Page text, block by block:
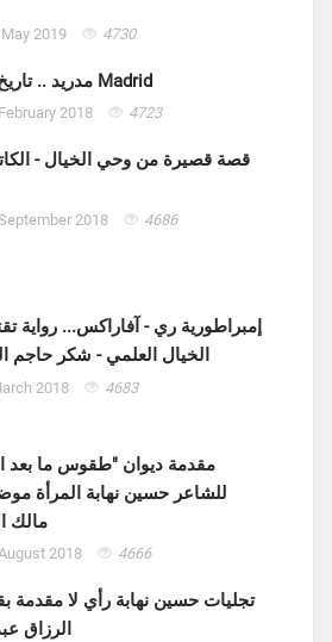
2019 4730
مدريد .. تاريخ وجمال Madrid
2018 4723
قصة قصيرة من وحي الخيال -
2018 4686
إمبراطورية ري - آفاراكس... رواية
الخيال العلمي - شكر حاجم
2018 4683
مقدمة ديوان "طقوس ما بعد
للشاعر حسين نهابة المرأة
مالك
2018 4666
تجليات حسين نهابة رأي لا مقدمة
الرزاق